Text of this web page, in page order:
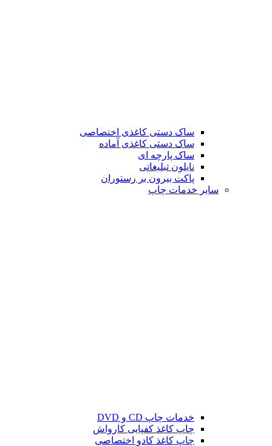
ساک دستی کاغذی اختصاصی
ساک دستی کاغذی آماده
ساک پارچه ای
نایلون تبلیغاتی
پاکت بیرون بر رستوران
سایر خدمات چاپ
خدمات چاپ CD و DVD
چاپ کاغذ کفپایی کارواش
چاپ کاغذ کادو اختصاصی